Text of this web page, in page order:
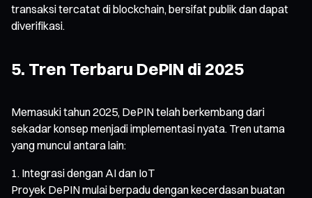
transaksi tercatat di blockchain, bersifat publik dan dapat
diverifikasi.
5. Tren Terbaru DePIN di 2025
Memasuki tahun 2025, DePIN telah berkembang dari
sekadar konsep menjadi implementasi nyata. Tren utama
yang muncul antara lain:
Integrasi dengan AI dan IoT
Proyek DePIN mulai berpadu dengan kecerdasan buatan